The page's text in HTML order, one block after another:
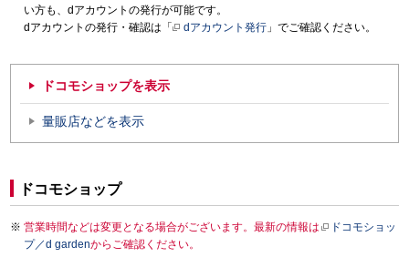
い方も、dアカウントの発行が可能です。
dアカウントの発行・確認は「
dアカウント発行 」でご確認ください。
ドコモショップを表示
量販店などを表示
ドコモショップ
営業時間などは変更となる場合がございます。最新の情報は
ドコモショッ
プ／d gardenからご確認ください。